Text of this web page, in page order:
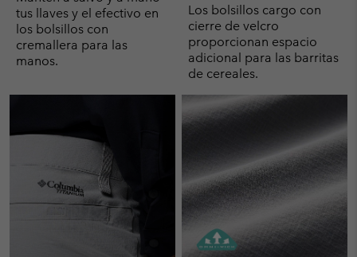
tus llaves y el efectivo en
los bolsillos con
cremallera para las
manos.
Los bolsillos cargo con
cierre de velcro
proporcionan espacio
adicional para las barritas
de cereales.